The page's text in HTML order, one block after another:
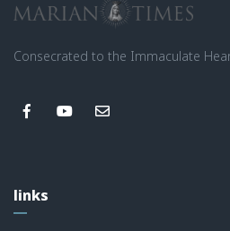
Consecrated to the Immaculate
links